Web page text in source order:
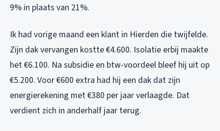
9% in plaats van 21%.
Ik had vorige maand een klant in Hierden die twijfelde.
Zijn dak vervangen kostte €4.600. Isolatie erbij maakte
het €6.100. Na subsidie en btw-voordeel bleef hij uit op
€5.200. Voor €600 extra had hij een dak dat zijn
energierekening met €380 per jaar verlaagde. Dat
verdient zich in anderhalf jaar terug.